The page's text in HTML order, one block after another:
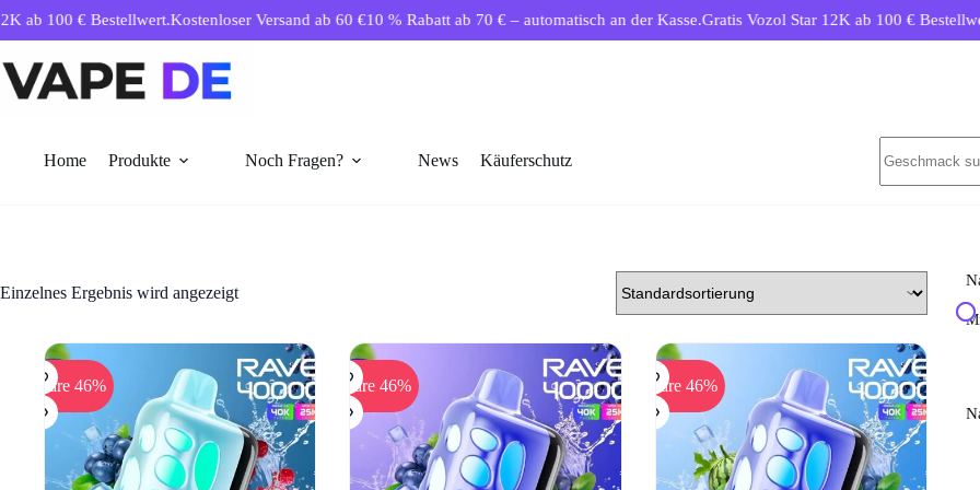
Inhalt
Bestellwert.Kostenloser Versand ab 60 €10 % Rabatt ab 70 € – automatisch an der Kasse.Gratis Vozol Star 12K ab 100 € Bestellwert.
Home Produkte Noch Fragen? News Käuferschutz
Ergebnisse
Einzelnes Ergebnis wird angezeigt
Spare 46% Spare 46% Spare 46%